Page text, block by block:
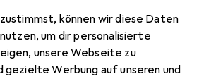
können wir diese Daten
um dir personalisierte
unsere Webseite zu
gezielte Werbung auf unseren und